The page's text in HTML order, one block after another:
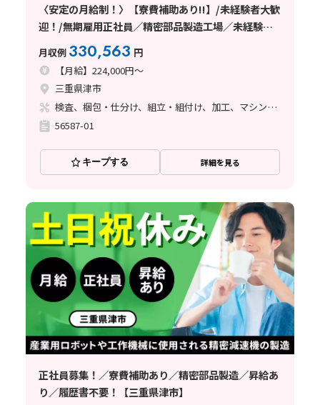
〈安定の月給制！〉【寮費補助あり!!】/未経験者大歓
迎！/無期雇用正社員／精密部品製造工場／未経験者
大歓迎！／充実の研修制度【三重県津市】
月収例 330,563 円
【月給】224,000円～
三重県津市
検査、梱包・仕分け、組立・組付け、加工、マシンオペレーター、清掃・洗浄、品質管理、ライン作業、バリ取り
56587-01
キープする 詳細を見る
正社員募集！／寮費補助あり／精密部品製造／昇給あ
り／履歴書不要！【三重県津市】